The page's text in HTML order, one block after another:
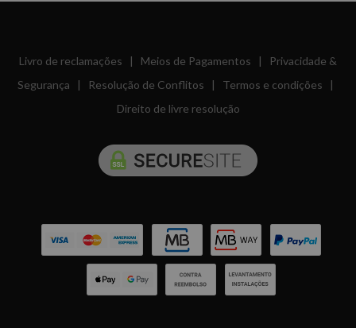
Livro de reclamações | Meios de Pagamentos |
Privacidade &
Segurança | Resolução de Conflitos | Termos e condições |
Direito de livre resolução